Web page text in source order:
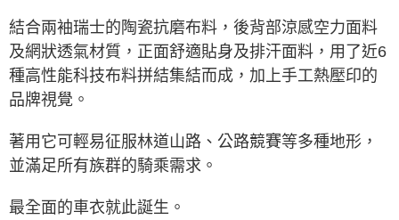
結合兩袖瑞士的陶瓷抗磨布料，後背部涼感空力面料
及網狀透氣材質，正面舒適貼身及排汗面料， 用了近6
種高性能科技布料拼結集結而成，加上手工熱壓印的
品牌視覺。
著用它可輕易征服林道山路、公路競賽等多種地形，
並滿足所有族群的騎乘需求。
最全面的車衣就此誕生。